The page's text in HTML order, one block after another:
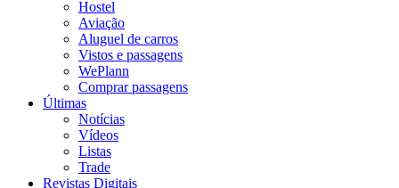
Hostel
Aviação
Aluguel de carros
Vistos e passagens
WePlann
Comprar passagens
Últimas
Notícias
Vídeos
Listas
Trade
Revistas Digitais